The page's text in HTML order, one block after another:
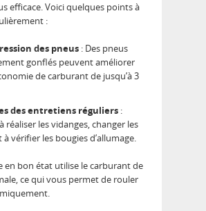
efficace. Voici quelques points à
:
des pneus : Des pneus
gonflés peuvent améliorer
de carburant de jusqu’à 3
des entretiens réguliers :
réaliser les vidanges, changer les
vérifier les bougies d’allumage.
en bon état utilise le carburant de
ce qui vous permet de rouler